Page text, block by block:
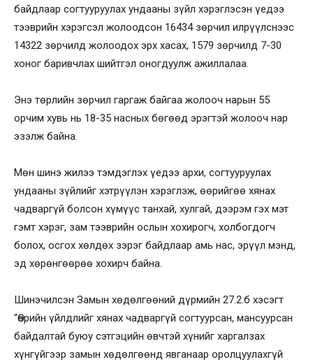
байдлаар согтууруулах ундааны зүйл хэрэглэсэн үедээ
тээврийн хэрэгсэл жолоодсон 16434 зөрчил илрүүлснээс
14322 зөрчилд жолоодох эрх хасах, 1579 зөрчилд 7-30
хоног баривчлах шийтгэл оногдуулж ажиллалаа.
Энэ төрлийн зөрчил гаргаж байгаа жолооч нарын 55
орчим хувь нь 18-35 насных бөгөөд эрэгтэй жолооч нар
эзэлж байна.
Мөн шинэ жилээ тэмдэглэх үедээ архи, согтууруулах
ундааны зүйлийг хэтрүүлэн хэрэглэж, өөрийгөө хянах
чадваргүй болсон хүмүүс танхай, хулгай, дээрэм гэх мэт
гэмт хэрэг, зам тээврийн ослын хохирогч, холбогдогч
болох, осгох хөлдөх зэрэг байдлаар амь нас, эрүүл мэнд,
эд хөрөнгөөрөө хохирч байна.
Шинэчилсэн Замын хөдөлгөөний дүрмийн 27.2.б хэсэгт
“Өөрийн үйлдлийг хянах чадваргүй согтуурсан, мансуурсан
байдалтай буюу сэтгэцийн өвчтэй хүнийг харгалзах
хүнгүйгээр замын хөдөлгөөнд явганаар оролцуулахгүй